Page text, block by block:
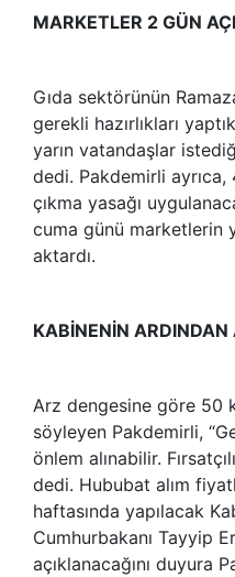
MARKETLER 2 GÜN
Gıda sektörünün
gerekli hazırlıkları
yarın vatandaşlar
dedi. Pakdemirli
çıkma yasağı
cuma günü marketlerin
aktardı.
KABİNENİN
Arz dengesine göre 50
söyleyen Pakdemirli,
önlem alınabilir.
dedi. Hububat alım
haftasında yapılacak
Cumhurbakanı Tayyip
açıklanacağını duyura